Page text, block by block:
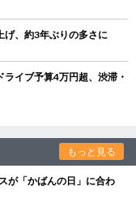
、約3年ぶりの多さに
イブ予算4万円超、渋滞・
もっと見る
が「かばんの日」に合わ